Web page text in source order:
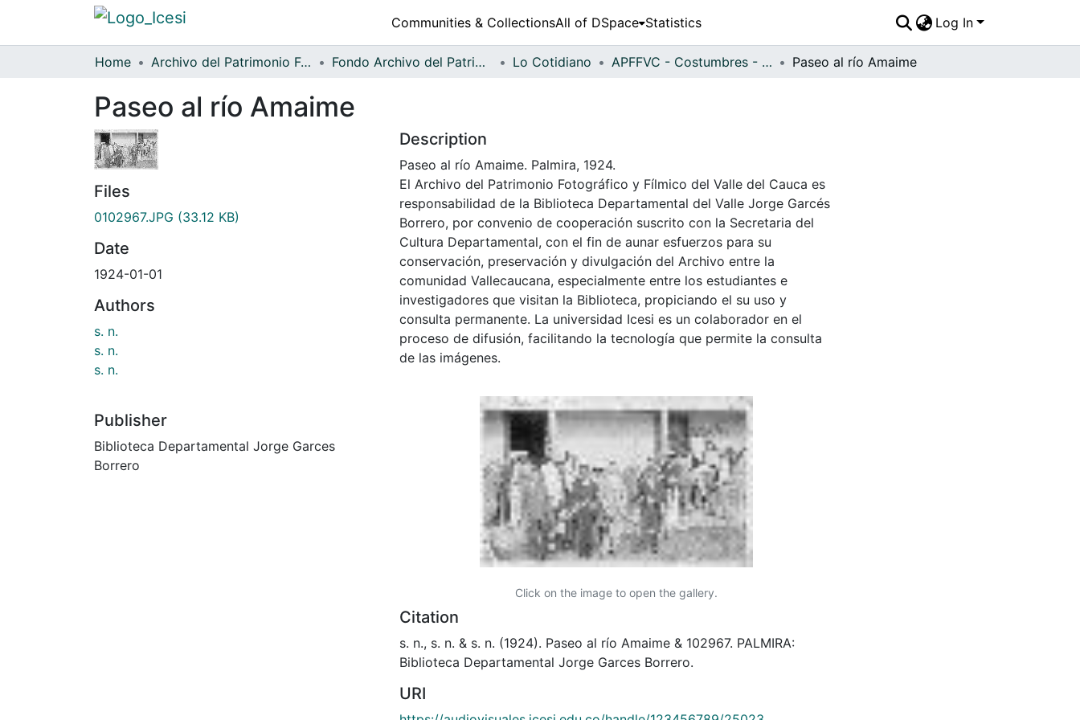
Communities & CollectionsAll of DSpace Statistics Log In
Home Archivo del Patrimonio Fotográfico y Fílmico del Valle del Cauca Fondo Archivo del Patrimonio Fotográfico y Fílmico del Valle del Cauca Lo Cotidiano APFFVC - Costumbres - Patrimonial Paseo al río Amaime
Paseo al río Amaime
Files
0102967.JPG (33.12 KB)
Date
1924-01-01
Authors
s. n.
s. n.
s. n.
Publisher
Biblioteca Departamental Jorge Garces
Borrero
Description
Paseo al río Amaime. Palmira, 1924.
El Archivo del Patrimonio Fotográfico y Fílmico del Valle del Cauca es
responsabilidad de la Biblioteca Departamental del Valle Jorge Garcés
Borrero, por convenio de cooperación suscrito con la Secretaria del
Cultura Departamental, con el fin de aunar esfuerzos para su
conservación, preservación y divulgación del Archivo entre la
comunidad Vallecaucana, especialmente entre los estudiantes e
investigadores que visitan la Biblioteca, propiciando el su uso y
consulta permanente. La universidad Icesi es un colaborador en el
proceso de difusión, facilitando la tecnología que permite la consulta
de las imágenes.
Click on the image to open the gallery.
Citation
s. n., s. n. & s. n. (1924). Paseo al río Amaime & 102967. PALMIRA:
Biblioteca Departamental Jorge Garces Borrero.
URI